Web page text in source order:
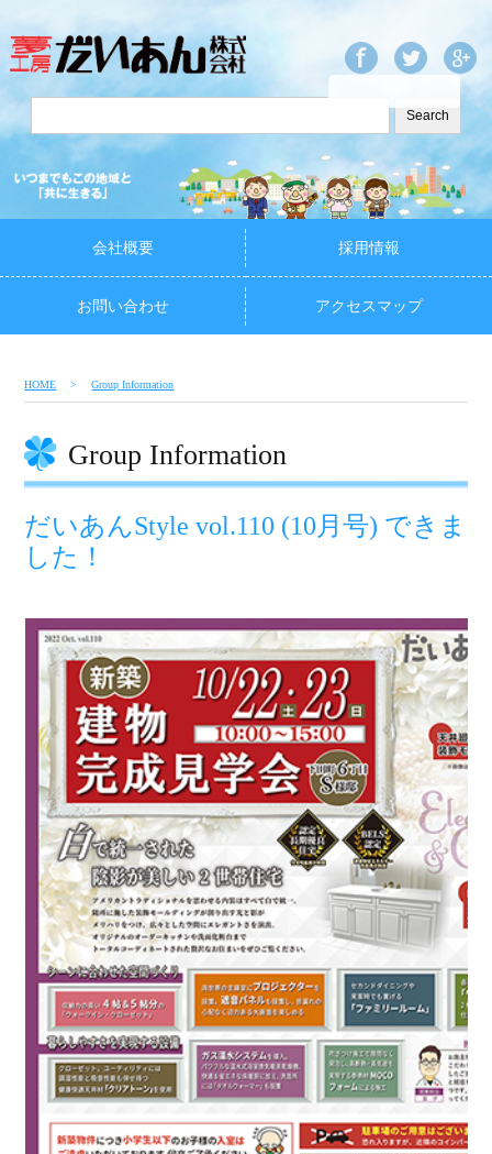
会社概要 採用情報
お問い合わせ アクセスマップ
HOME Group Information
Group Information
だいあんStyle vol.110 (10月号) できま
した！